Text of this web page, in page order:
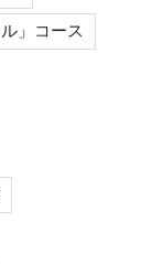
」コース